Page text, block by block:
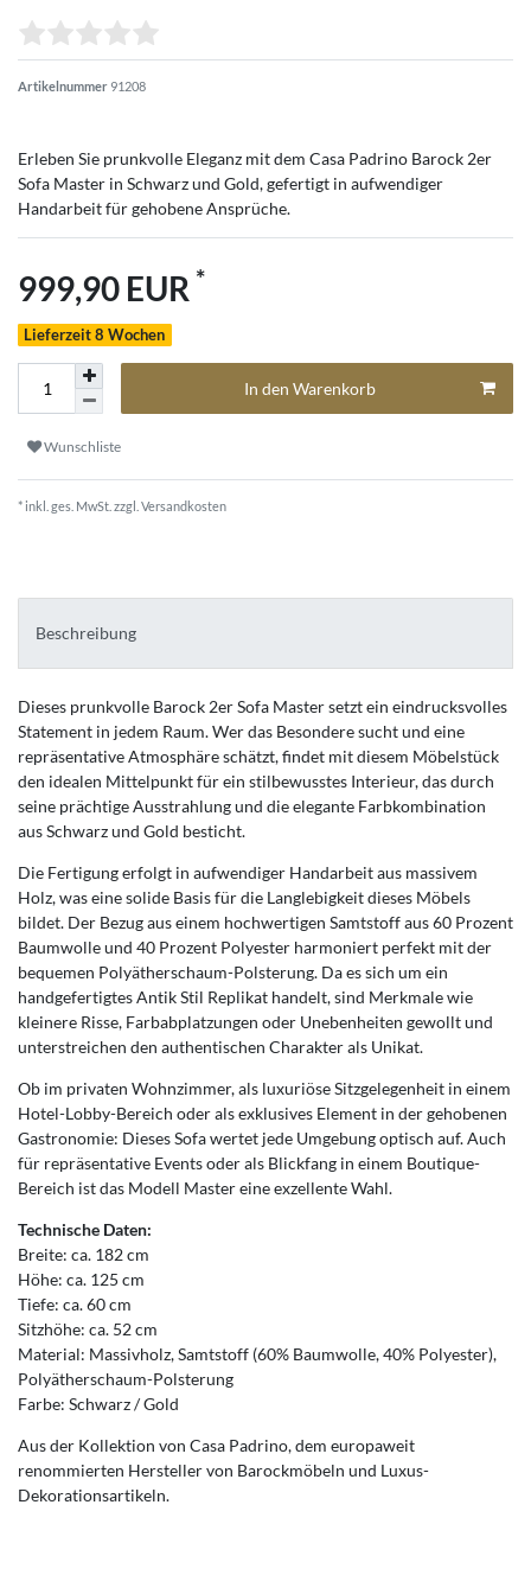
Artikelnummer 91208
Erleben Sie prunkvolle Eleganz mit dem Casa Padrino Barock 2er
Sofa Master in Schwarz und Gold, gefertigt in aufwendiger
Handarbeit für gehobene Ansprüche.
999,90 EUR *
Lieferzeit 8 Wochen
In den Warenkorb
Wunschliste
* inkl. ges. MwSt. zzgl. Versandkosten
Beschreibung
Dieses prunkvolle Barock 2er Sofa Master setzt ein eindrucksvolles
Statement in jedem Raum. Wer das Besondere sucht und eine
repräsentative Atmosphäre schätzt, findet mit diesem Möbelstück
den idealen Mittelpunkt für ein stilbewusstes Interieur, das durch
seine prächtige Ausstrahlung und die elegante Farbkombination
aus Schwarz und Gold besticht.
Die Fertigung erfolgt in aufwendiger Handarbeit aus massivem
Holz, was eine solide Basis für die Langlebigkeit dieses Möbels
bildet. Der Bezug aus einem hochwertigen Samtstoff aus 60 Prozent
Baumwolle und 40 Prozent Polyester harmoniert perfekt mit der
bequemen Polyätherschaum-Polsterung. Da es sich um ein
handgefertigtes Antik Stil Replikat handelt, sind Merkmale wie
kleinere Risse, Farbabplatzungen oder Unebenheiten gewollt und
unterstreichen den authentischen Charakter als Unikat.
Ob im privaten Wohnzimmer, als luxuriöse Sitzgelegenheit in einem
Hotel-Lobby-Bereich oder als exklusives Element in der gehobenen
Gastronomie: Dieses Sofa wertet jede Umgebung optisch auf. Auch
für repräsentative Events oder als Blickfang in einem Boutique-
Bereich ist das Modell Master eine exzellente Wahl.
Technische Daten:
Breite: ca. 182 cm
Höhe: ca. 125 cm
Tiefe: ca. 60 cm
Sitzhöhe: ca. 52 cm
Material: Massivholz, Samtstoff (60% Baumwolle, 40% Polyester),
Polyätherschaum-Polsterung
Farbe: Schwarz / Gold
Aus der Kollektion von Casa Padrino, dem europaweit
renommierten Hersteller von Barockmöbeln und Luxus-
Dekorationsartikeln.